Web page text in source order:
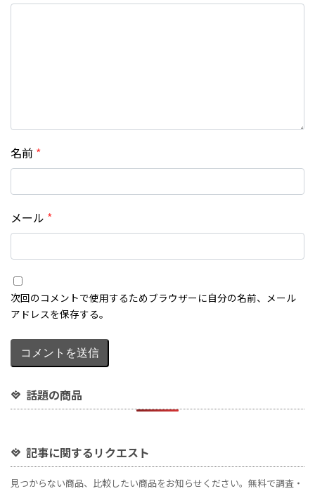
名前 *
メール *
話題の商品
記事に関するリクエスト
見つからない商品、比較したい商品をお知らせください。無料で調査・